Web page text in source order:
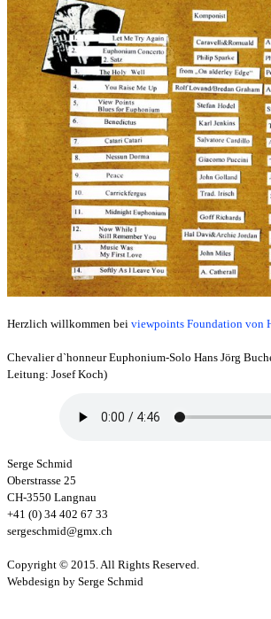
Herzlich willkommen bei viewpoints Foundation von
Chevalier d`honneur Euphonium-Solo Hans Jörg
Leitung: Josef Koch)
Serge Schmid
Oberstrasse 25
CH-3550 Langnau
+41 (0) 34 402 67 33
sergeschmid@gmx.ch
Copyright © 2015. All Rights Reserved.
Webdesign by Serge Schmid